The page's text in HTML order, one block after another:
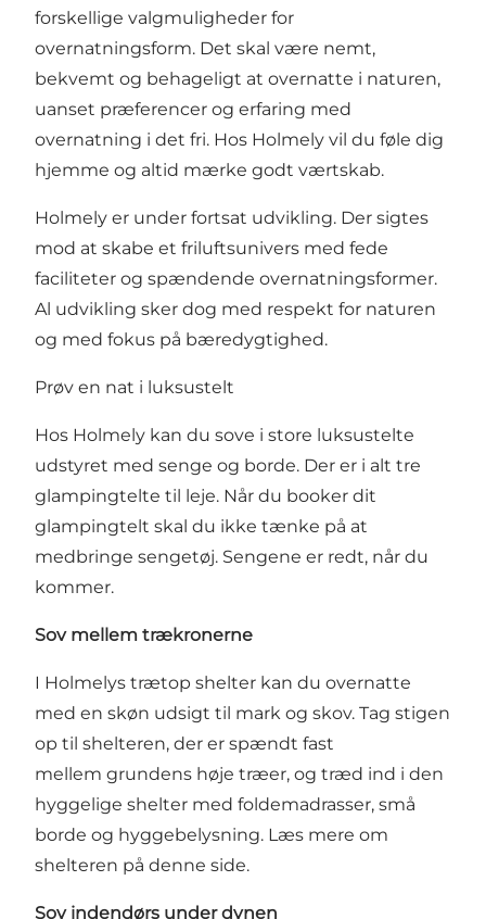
forskellige valgmuligheder for
overnatningsform. Det skal være nemt,
bekvemt og behageligt at overnatte i naturen,
uanset præferencer og erfaring med
overnatning i det fri. Hos Holmely vil du føle dig
hjemme og altid mærke godt værtskab.
Holmely er under fortsat udvikling. Der sigtes
mod at skabe et friluftsunivers med fede
faciliteter og spændende overnatningsformer.
Al udvikling sker dog med respekt for naturen
og med fokus på bæredygtighed.
Prøv en nat i luksustelt
Hos Holmely kan du sove i store luksustelte
udstyret med senge og borde. Der er i alt tre
glampingtelte til leje. Når du booker dit
glampingtelt skal du ikke tænke på at
medbringe sengetøj. Sengene er redt, når du
kommer.
Sov mellem trækronerne
I Holmelys trætop shelter kan du overnatte
med en skøn udsigt til mark og skov. Tag stigen
op til shelteren, der er spændt fast
mellem grundens høje træer, og træd ind i den
hyggelige shelter med foldemadrasser, små
borde og hyggebelysning. Læs mere om
shelteren på denne side.
Sov indendørs under dynen